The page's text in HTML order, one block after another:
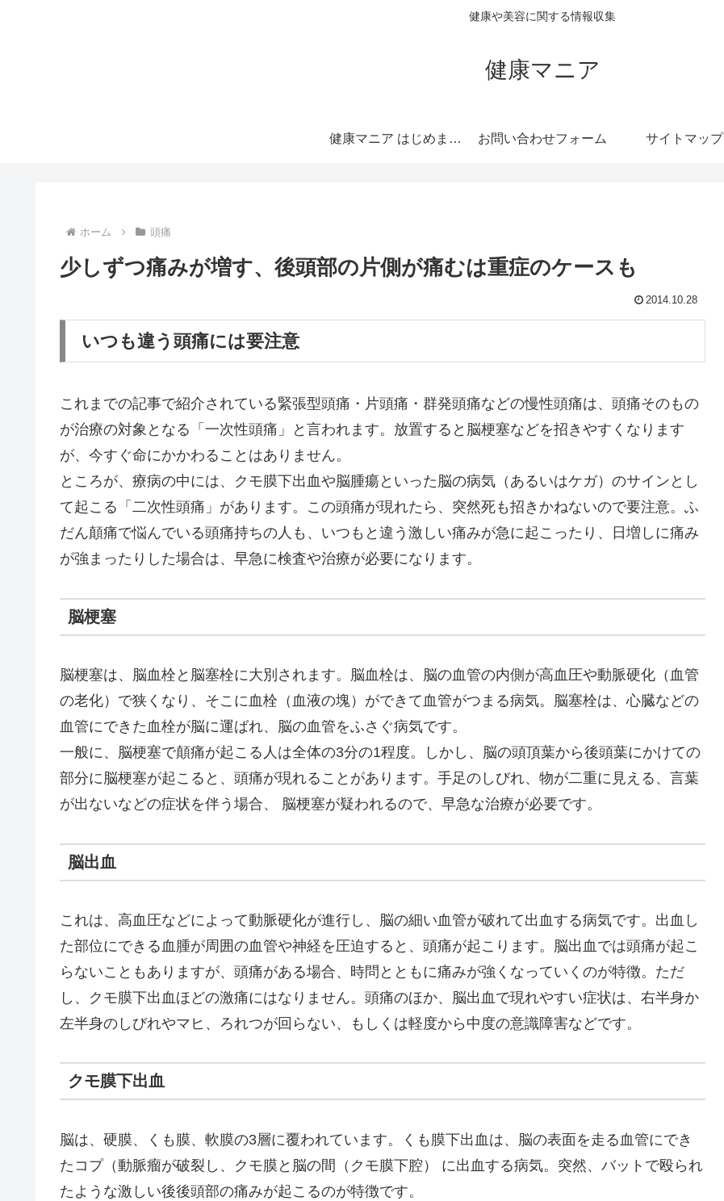
健康や美容に関する情報収集
健康マニア
健康マニア はじめまして お問い合わせフォーム サイトマップ
ホーム 頭痛
少しずつ痛みが増す、後頭部の片側が痛むは重症のケースも
2014.10.28
いつも違う頭痛には要注意
これまでの記事で紹介されている緊張型頭痛・片頭痛・群発頭痛などの慢性頭痛は、頭痛そのもの
が治療の対象となる「一次性頭痛」と言われます。放置すると脳梗塞などを招きやすくなります
が、今すぐ命にかかわることはありません。
ところが、療病の中には、クモ膜下出血や脳腫瘍といった脳の病気（あるいはケガ）のサインとし
て起こる「二次性頭痛」があります。この頭痛が現れたら、突然死も招きかねないので要注意。ふ
だん顛痛で悩んでいる頭痛持ちの人も、いつもと違う激しい痛みが急に起こったり、日増しに痛み
が強まったりした場合は、早急に検査や治療が必要になります。
脳梗塞
脳梗塞は、脳血栓と脳塞栓に大別されます。脳血栓は、脳の血管の内側が高血圧や動脈硬化（血管
の老化）で狭くなり、そこに血栓（血液の塊）ができて血管がつまる病気。脳塞栓は、心臓などの
血管にできた血栓が脳に運ばれ、脳の血管をふさぐ病気です。
一般に、脳梗塞で顛痛が起こる人は全体の3分の1程度。しかし、脳の頭頂葉から後頭葉にかけての
部分に脳梗塞が起こると、頭痛が現れることがあります。手足のしびれ、物が二重に見える、言葉
が出ないなどの症状を伴う場合、 脳梗塞が疑われるので、早急な治療が必要です。
脳出血
これは、高血圧などによって動脈硬化が進行し、脳の細い血管が破れて出血する病気です。出血し
た部位にできる血腫が周囲の血管や神経を圧迫すると、頭痛が起こります。脳出血では頭痛が起こ
らないこともありますが、頭痛がある場合、時問とともに痛みが強くなっていくのが特徴。ただ
し、クモ膜下出血ほどの激痛にはなりません。頭痛のほか、脳出血で現れやすい症状は、右半身か
左半身のしびれやマヒ、ろれつが回らない、もしくは軽度から中度の意識障害などです。
クモ膜下出血
脳は、硬膜、くも膜、軟膜の3層に覆われています。くも膜下出血は、脳の表面を走る血管にでき
たコプ（動脈瘤が破裂し、クモ膜と脳の間（クモ膜下腔） に出血する病気。突然、バットで殴られ
たような激しい後後頭部の痛みが起こるのが特徴です。